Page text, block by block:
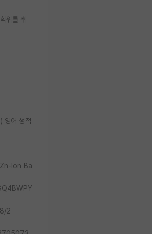
위를 취
영어 성적
Ion Ba
2